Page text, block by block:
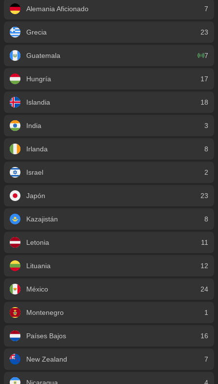
Alemania Aficionado 7
Grecia 23
Guatemala 7
Hungría 17
Islandia 18
India 3
Irlanda 8
Israel 2
Japón 23
Kazajistán 8
Letonia 11
Lituania 12
México 24
Montenegro 1
Países Bajos 16
New Zealand 7